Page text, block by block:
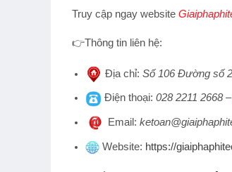
Truy cập ngay website
👉Thông tin liên hệ:
Địa chỉ: Số 106 Đường số
Điện thoại: 028 2211 2668–
Email:
Website: https://